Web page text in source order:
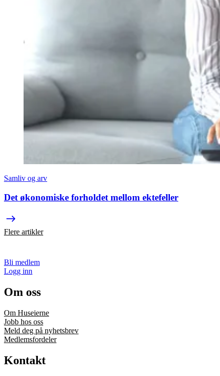
Samliv og arv
Det økonomiske forholdet mellom ektefeller
Flere artikler
Bli medlem
Logg inn
Om oss
Om Huseierne
Jobb hos oss
Meld deg på nyhetsbrev
Medlemsfordeler
Kontakt